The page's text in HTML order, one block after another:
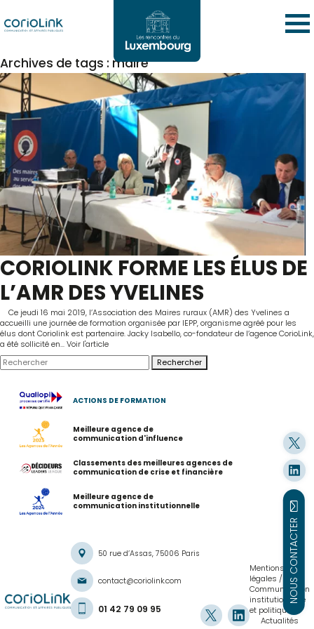
NOUS CONTACTER
Archives de tags : maire
CORIOLINK FORME LES ÉLUS DE
L’AMR DES YVELINES
Ce jeudi 16 mai 2019, l’Association des Maires ruraux (AMR) des Yvelines a
accueilli une journée de formation organisée par IEPP, organisme agréé pour les
élus dont Coriolink est partenaire. Jacky Isabello, co-fondateur de l’agence CorioLink,
a été sollicité en...Voir l'article
Rechercher
ACTIONS DE FORMATION
Meilleure agence de
communication d'influence
Classements des meilleures agences de
communication de crise et financière
Meilleure agence de
communication institutionnelle
50 rue d’Assas, 75006 Paris
contact@coriolink.com
01 42 79 09 95
Mentions
légales
Communication
institutionnelle
et politique
Actualités